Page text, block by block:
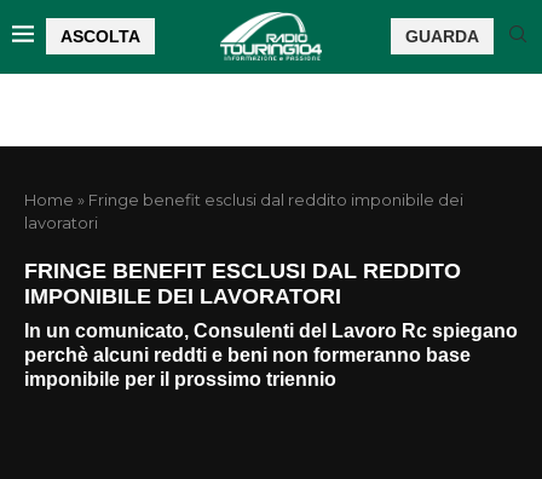
ASCOLTA GUARDA
Home » Fringe benefit esclusi dal reddito imponibile dei
lavoratori
FRINGE BENEFIT ESCLUSI DAL REDDITO
IMPONIBILE DEI LAVORATORI
In un comunicato, Consulenti del Lavoro Rc spiegano
perchè alcuni reddti e beni non formeranno base
imponibile per il prossimo triennio